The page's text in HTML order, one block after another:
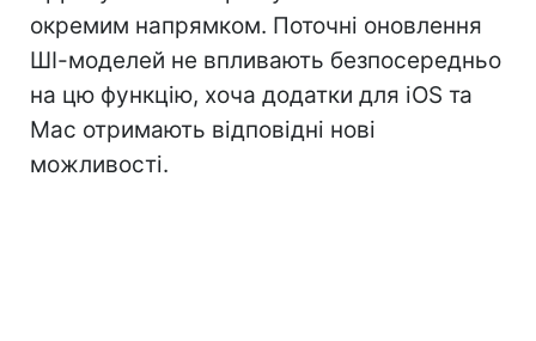
окремим напрямком. Поточні оновлення
ШІ-моделей не впливають безпосередньо
на цю функцію, хоча додатки для iOS та
Mac отримають відповідні нові
можливості.